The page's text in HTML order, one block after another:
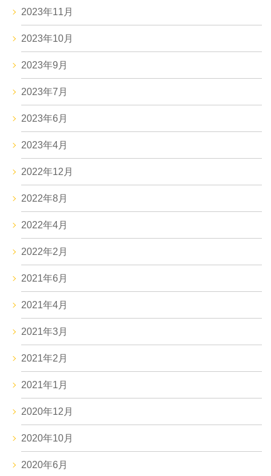
2023年11月
2023年10月
2023年9月
2023年7月
2023年6月
2023年4月
2022年12月
2022年8月
2022年4月
2022年2月
2021年6月
2021年4月
2021年3月
2021年2月
2021年1月
2020年12月
2020年10月
2020年6月